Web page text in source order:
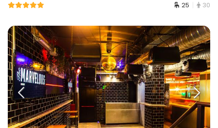
25 30